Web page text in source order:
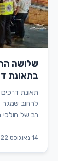
שלושה
בתאונת
תאונת
לרחוב שמגר
רב של הולכי
14 באוגוסט 2022